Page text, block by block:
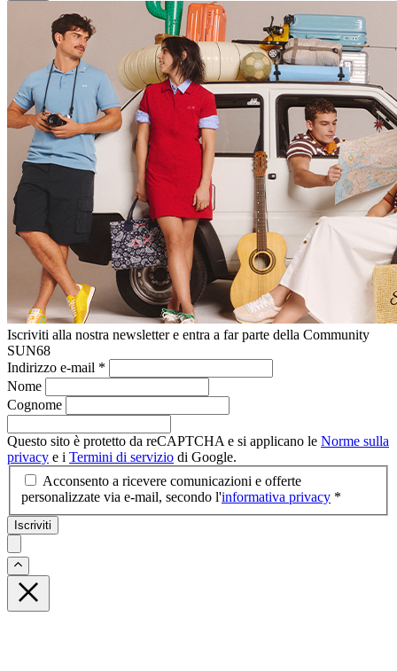
Iscriviti alla nostra newsletter e entra a far parte della Community
SUN68
Indirizzo e-mail *
Nome
Cognome
Questo sito è protetto da reCAPTCHA e si applicano le Norme sulla
privacy e i Termini di servizio di Google.
Acconsento a ricevere comunicazioni e offerte
personalizzate via e-mail, secondo l'informativa privacy *
Iscriviti